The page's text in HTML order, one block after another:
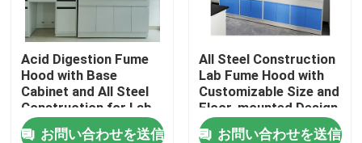
会社案内
品質管理
Acid Digestion Fume
Hood with Base
Cabinet and All Steel
Construction for Lab
Safety
お問い合わせを送信
All Steel Construction
Lab Fume Hood with
Customizable Size and
Floor-mounted Design
for Chemical Labs
お問い合わせを送信